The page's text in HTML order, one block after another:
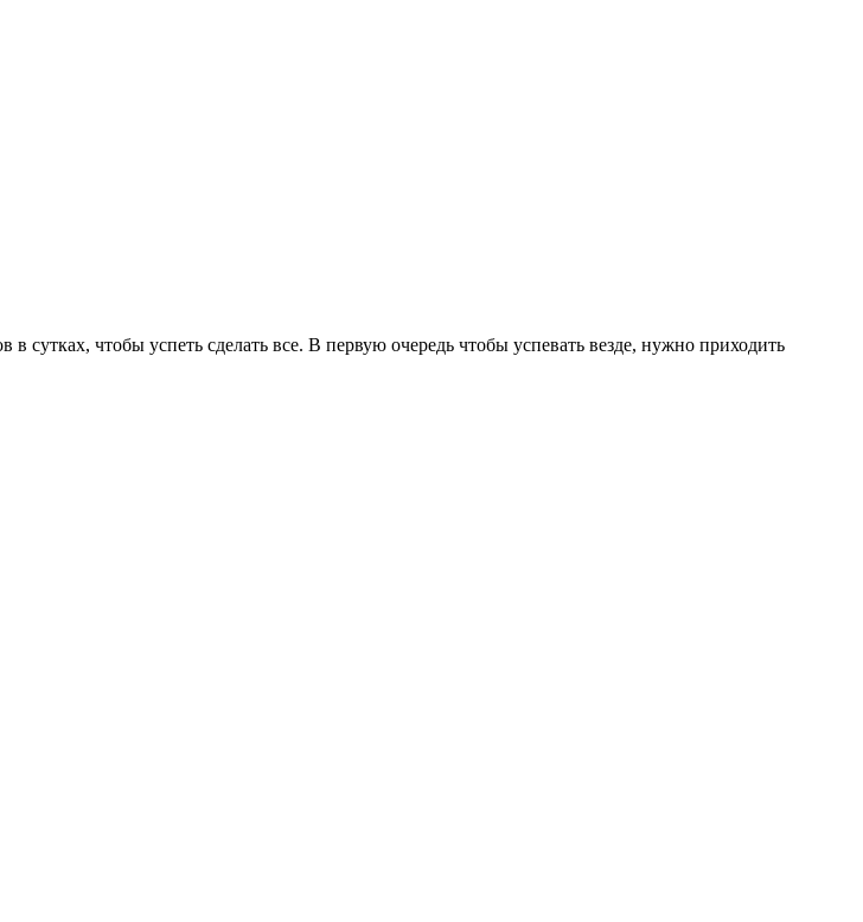
сутках, чтобы успеть сделать все. В первую очередь чтобы успевать везде, нужно приходить